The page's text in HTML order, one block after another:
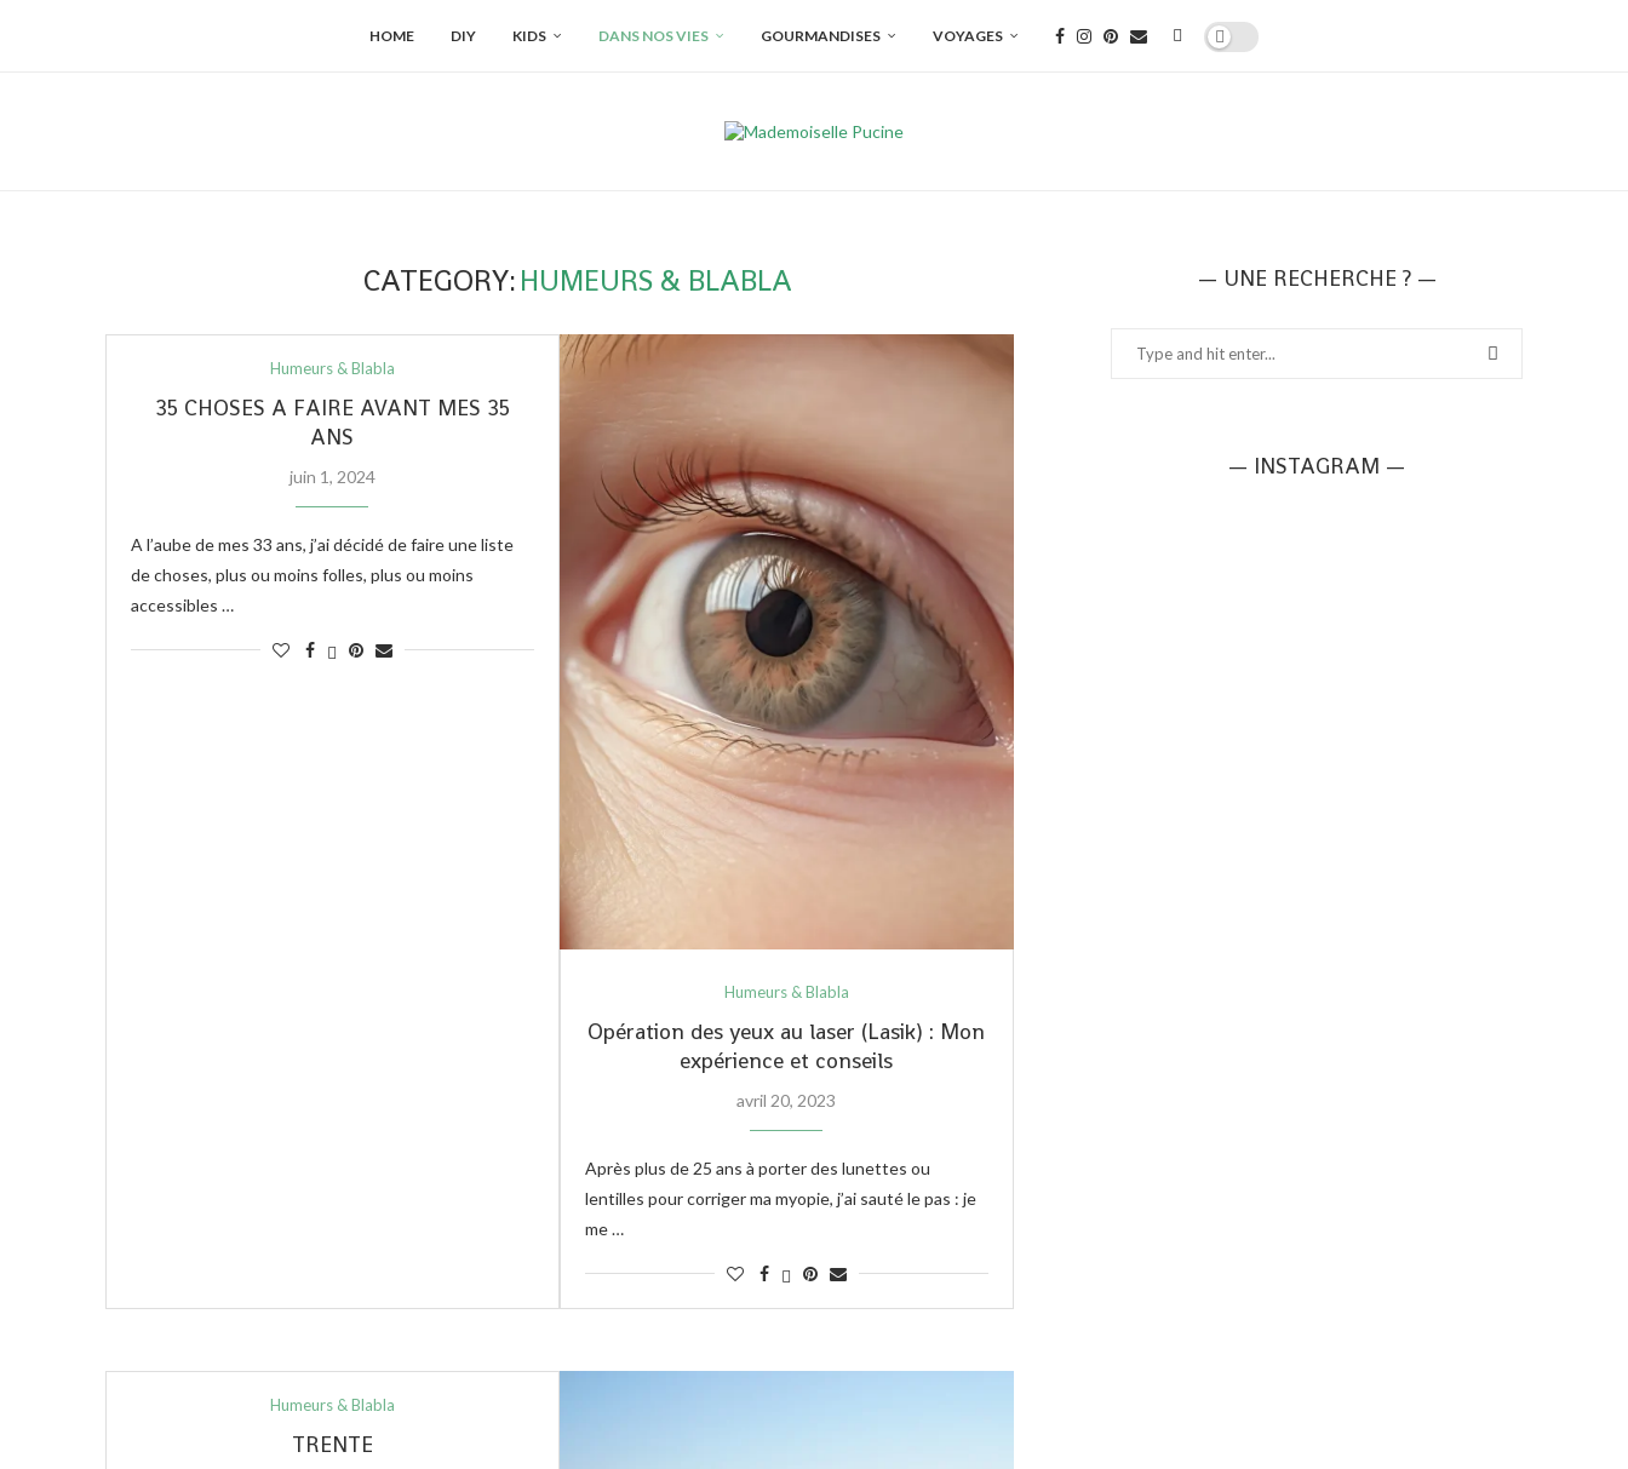
HOME DIY KIDS DANS NOS VIES GOURMANDISES VOYAGES
CATEGORY:HUMEURS & BLABLA
Humeurs & Blabla
35 CHOSES A FAIRE AVANT MES 35
ANS
juin 1, 2024
A l’aube de mes 33 ans, j’ai décidé de faire une liste
de choses, plus ou moins folles, plus ou moins
accessibles …
Humeurs & Blabla
Opération des yeux au laser (Lasik) : Mon
expérience et conseils
avril 20, 2023
Après plus de 25 ans à porter des lunettes ou
lentilles pour corriger ma myopie, j’ai sauté le pas : je
me …
Humeurs & Blabla
TRENTE
— UNE RECHERCHE ? —
— INSTAGRAM —